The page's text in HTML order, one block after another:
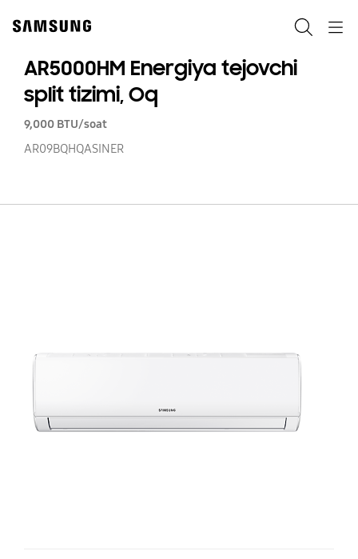
content
AR5000HM Energiya tejovchi
split tizimi, Oq
9,000 BTU/soat
AR09BQHQASINER